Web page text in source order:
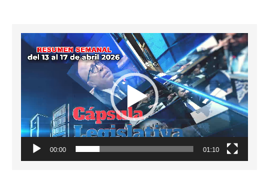
Reproductor
vídeo
00:00 01:10